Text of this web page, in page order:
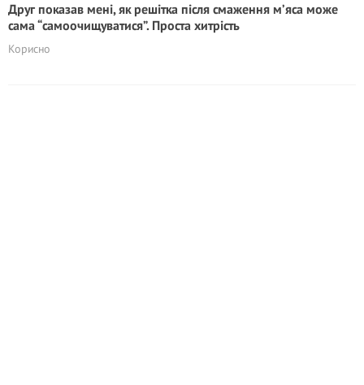
Друг показав мені, як решітка після смаження м’яса може
сама “самоочищуватися”. Проста хитрість
Корисно